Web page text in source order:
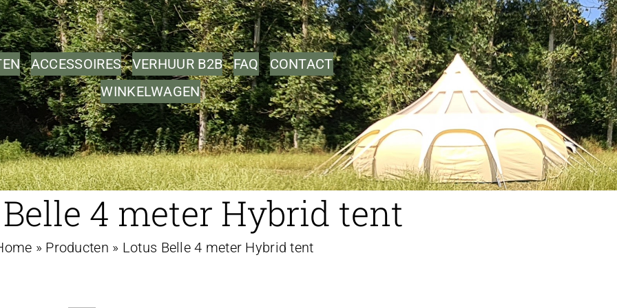
ACCESSOIRES VERHUUR B2B FAQ
CONTACT
WINKELWAGEN
4 meter Hybrid tent
» Producten » Lotus Belle 4 meter Hybrid tent